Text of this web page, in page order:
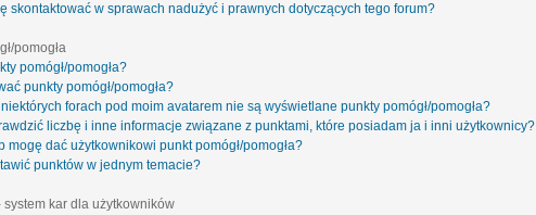
skontaktować w sprawach nadużyć i prawnych dotyczących tego forum?
pomogła
pomógł/pomogła?
punkty pomógł/pomogła?
forach pod moim avatarem nie są wyświetlane punkty pomógł/pomogła?
liczbę i inne informacje związane z punktami, które posiadam ja i inni użytkownicy?
mogę dać użytkownikowi punkt pomógł/pomogła?
punktów w jednym temacie?
system kar dla użytkowników